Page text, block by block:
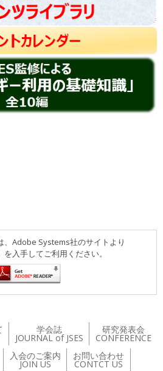
、Adobe Systems社のサイトより
入手してご利用ください。
学会誌
JOURNAL of JSES
研究発表会
CONFERENCE
入会のご案内
JOIN US
お問い合わせ
CONTCT US